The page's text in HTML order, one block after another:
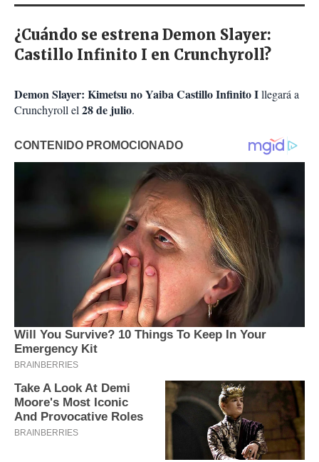
¿Cuándo se estrena Demon Slayer:
Castillo Infinito I en Crunchyroll?
Demon Slayer: Kimetsu no Yaiba Castillo Infinito Illegará a
Crunchyroll el28 de julio.